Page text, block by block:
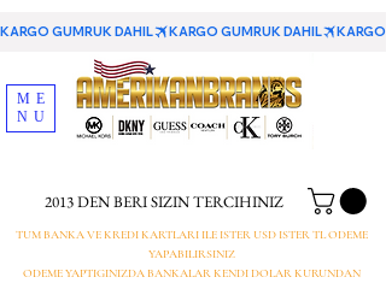
KARGO GUMRUK DAHIL
2013 DEN BERI SIZIN TERCIHINIZ
TUM BANKA VE KREDI KARTLARI ILE ISTER USD ISTER TL ODEME
YAPABILIRSINIZ
ODEME YAPTIGINIZDA BANKALAR KENDI DOLAR KURUNDAN
ME
NU